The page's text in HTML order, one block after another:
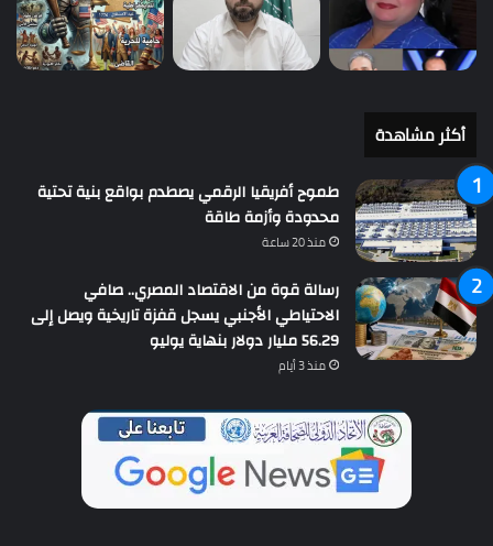
أكثر مشاهدة
طموح أفريقيا الرقمي يصطدم بواقع بنية تحتية
محدودة وأزمة طاقة
منذ 20 ساعة
رسالة قوة من الاقتصاد المصري.. صافي
الاحتياطي الأجنبي يسجل قفزة تاريخية ويصل إلى
56.29 مليار دولار بنهاية يوليو
منذ 3 أيام